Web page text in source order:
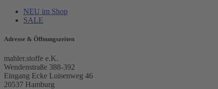
NEU im Shop
SALE
Adresse & Öffnungszeiten
mahler.stoffe e.K.
Wendenstraße 388-392
Eingang Ecke Luisenweg 46
20537 Hamburg